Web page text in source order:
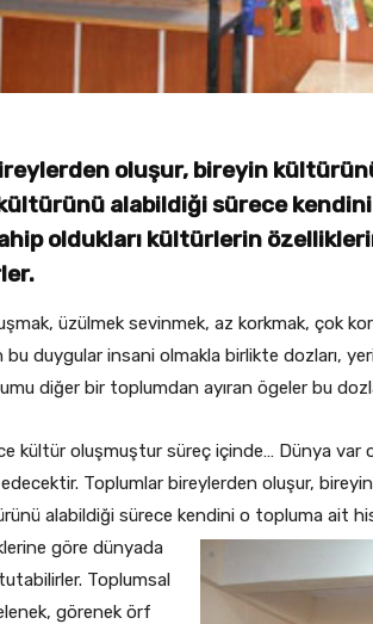
oluşur, bireyin
alabildiği sürece
oldukları kültürlerin
üzülmek sevinmek, az korkmak, çok
duygular insani olmakla birlikte dozları,
diğer bir toplumdan ayıran ögeler bu
kültür oluşmuştur süreç içinde… Dünya var
Toplumlar bireylerden oluşur,
alabildiği sürece kendini o topluma ait
göre dünyada
Toplumsal
görenek örf